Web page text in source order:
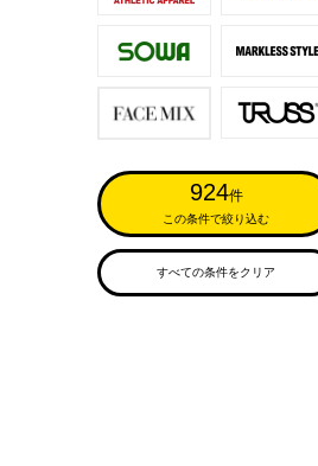
924件
この条件で絞り込む
すべての条件をクリア